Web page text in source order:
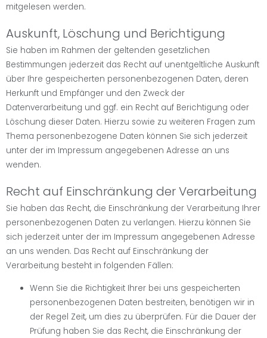
mitgelesen werden.
Auskunft, Löschung und Berichtigung
Sie haben im Rahmen der geltenden gesetzlichen
Bestimmungen jederzeit das Recht auf unentgeltliche Auskunft
über Ihre gespeicherten personenbezogenen Daten, deren
Herkunft und Empfänger und den Zweck der
Datenverarbeitung und ggf. ein Recht auf Berichtigung oder
Löschung dieser Daten. Hierzu sowie zu weiteren Fragen zum
Thema personenbezogene Daten können Sie sich jederzeit
unter der im Impressum angegebenen Adresse an uns
wenden.
Recht auf Einschränkung der Verarbeitung
Sie haben das Recht, die Einschränkung der Verarbeitung Ihrer
personenbezogenen Daten zu verlangen. Hierzu können Sie
sich jederzeit unter der im Impressum angegebenen Adresse
an uns wenden. Das Recht auf Einschränkung der
Verarbeitung besteht in folgenden Fällen:
Wenn Sie die Richtigkeit Ihrer bei uns gespeicherten
personenbezogenen Daten bestreiten, benötigen wir in
der Regel Zeit, um dies zu überprüfen. Für die Dauer der
Prüfung haben Sie das Recht, die Einschränkung der